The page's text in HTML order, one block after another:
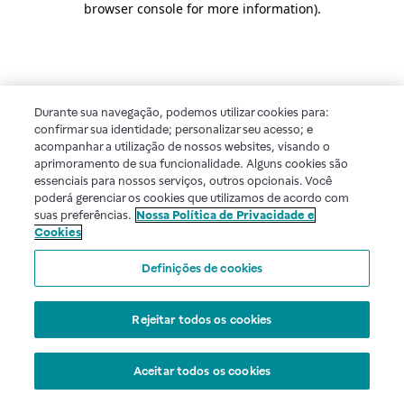
browser console for more information).
Durante sua navegação, podemos utilizar cookies para:
confirmar sua identidade; personalizar seu acesso; e
acompanhar a utilização de nossos websites, visando o
aprimoramento de sua funcionalidade. Alguns cookies são
essenciais para nossos serviços, outros opcionais. Você
poderá gerenciar os cookies que utilizamos de acordo com
suas preferências. Nossa Política de Privacidade e
Cookies
Definições de cookies
Rejeitar todos os cookies
Aceitar todos os cookies